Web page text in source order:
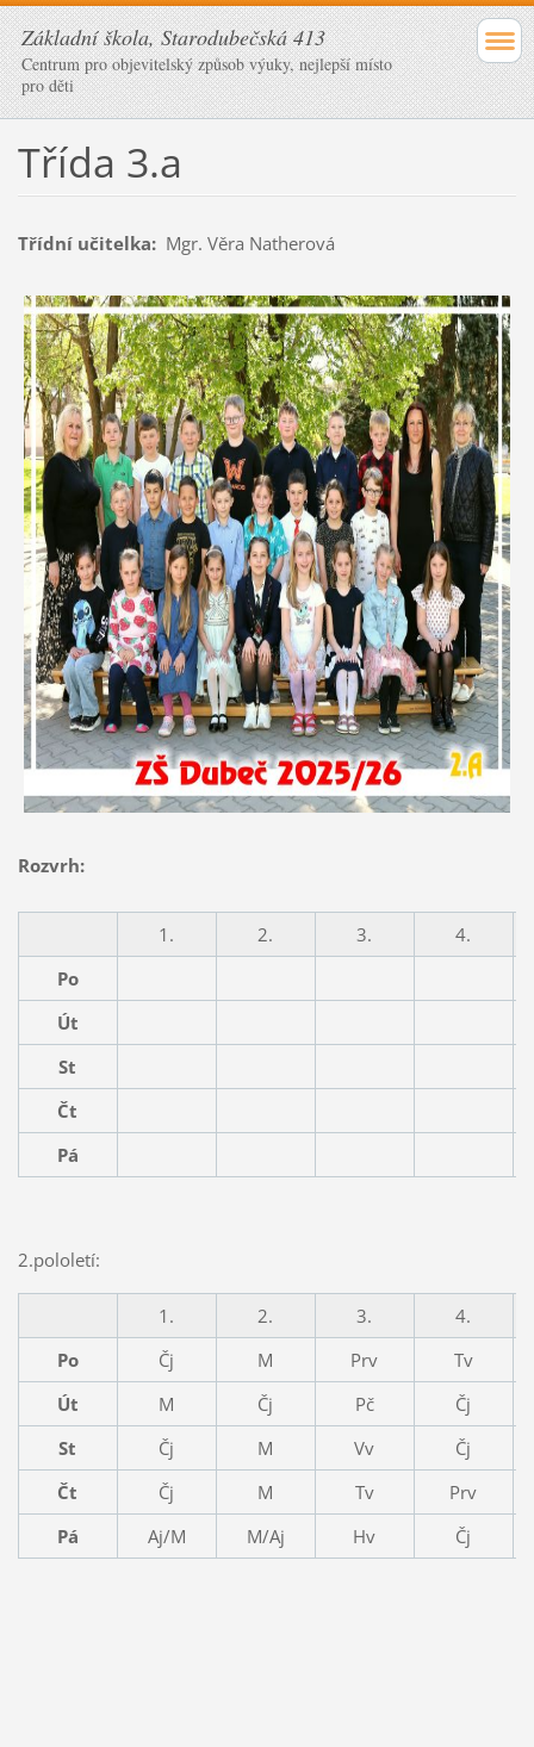
Základní škola, Starodubečská 413
Centrum pro objevitelský způsob výuky, nejlepší místo
pro děti
Třída 3.a
Třídní učitelka: Mgr. Věra Natherová
Rozvrh:
1. 2. 3.
4.
Po
Út
St
Čt
Pá
2.pololetí:
1. 2. 3.
4.
Po
Čj M Prv
Tv
Út
M Čj Pč
Čj
St
Čj M Vv
Čj
Čt
Čj M Tv
Prv
Pá
Aj/M M/Aj Hv Čj